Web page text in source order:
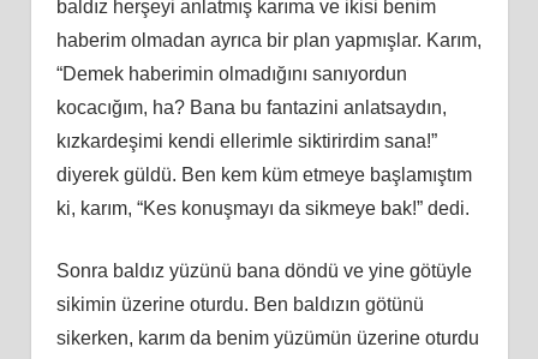
baldız herşeyi anlatmış karıma ve ikisi benim
haberim olmadan ayrıca bir plan yapmışlar. Karım,
“Demek haberimin olmadığını sanıyordun
kocacığım, ha? Bana bu fantazini anlatsaydın,
kızkardeşimi kendi ellerimle siktirirdim sana!”
diyerek güldü. Ben kem küm etmeye başlamıştım
ki, karım, “Kes konuşmayı da sikmeye bak!” dedi.
Sonra baldız yüzünü bana döndü ve yine götüyle
sikimin üzerine oturdu. Ben baldızın götünü
sikerken, karım da benim yüzümün üzerine oturdu